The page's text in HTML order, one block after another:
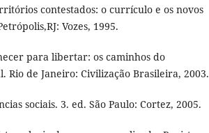
contestados: o currículo e os novos
Vozes, 1995.
para libertar: os caminhos do
de Janeiro: Civilização Brasileira, 2003.
sociais. 3. ed. São Paulo: Cortez, 2005.